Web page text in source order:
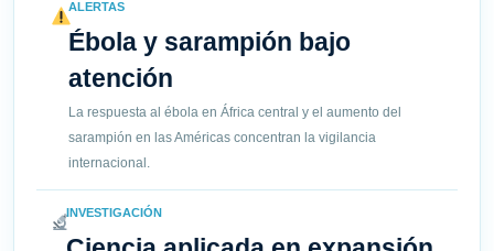
ALERTAS
Ébola y sarampión bajo
atención
La respuesta al ébola en África central y el aumento del
sarampión en las Américas concentran la vigilancia
internacional.
INVESTIGACIÓN